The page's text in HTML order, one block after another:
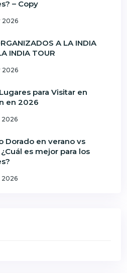
– Copy
2026
A LA INDIA
INDIA TOUR
2026
para Visitar en
en 2026
2026
Dorado en verano vs
es mejor para los
2026